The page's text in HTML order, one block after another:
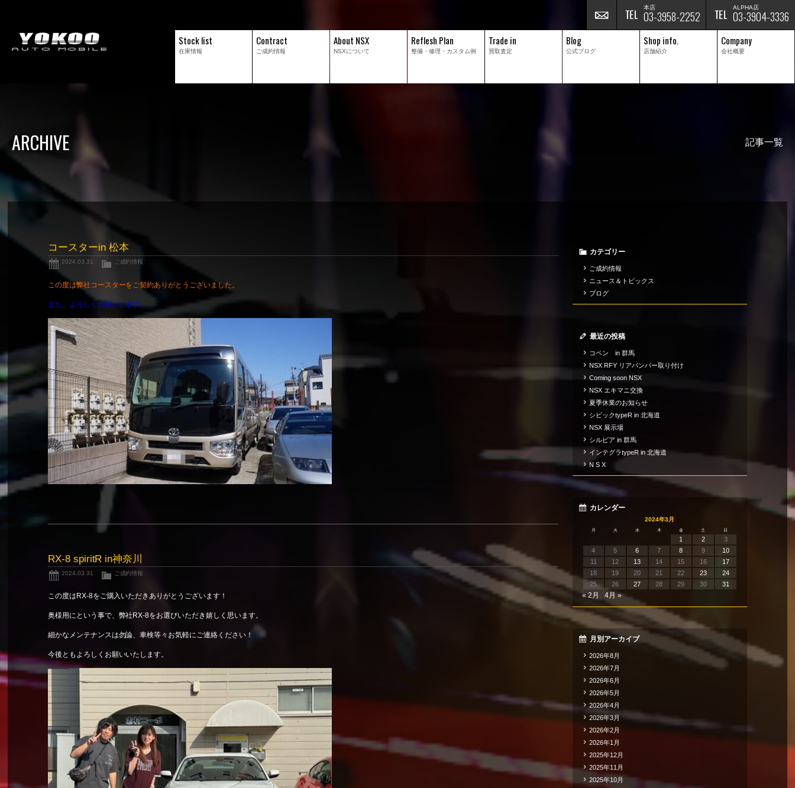
ALPHA店
03-3904-3336
本店
03-3958-2252
Stock list
在庫情報
Contract
ご成約情報
About NSX
NSXについて
Reflesh Plan
整備・修理・ カスタム例
Trade in
買取査定
Blog
公式ブログ
Shop info.
店舗紹介
Company
会社概要
ARCHIVE 記事一覧
コースターin 松本
2024.03.31 ご成約情報
この度は弊社コースターをご契約ありがとうございました。
また、よろしくお願いします。
RX-8 spiritR in神奈川
2024.03.31 ご成約情報
この度はRX-8をご購入いただきありがとうございます！
奥様用にという事で、弊社RX-8をお選びいただき嬉しく思います。
細かなメンテナンスは勿論、車検等々お気軽にご連絡ください！
今後ともよろしくお願いいたします。
カテゴリー
ご成約情報
ニュース＆トピックス
ブログ
最近の投稿
コペン in 群馬
NSX RFY リアバンパー取り付け
Coming soon NSX
NSX エキマニ交換
夏季休業のお知らせ
シビックtypeR in 北海道
NSX 展示場
シルビア in 群馬
インテグラtypeR in 北海道
N S X
カレンダー
2024年3月
月 火 水 木 金 土 日
1 2
3
4
5 6 7 8 9
10
11
12 13 14 15 16
17
18
19 20 21 22 23
24
25
26 27 28 29 30 31
« 2月 4月 »
月別アーカイブ
2026年8月
2026年7月
2026年6月
2026年5月
2026年4月
2026年3月
2026年2月
2026年1月
2025年12月
2025年11月
2025年10月